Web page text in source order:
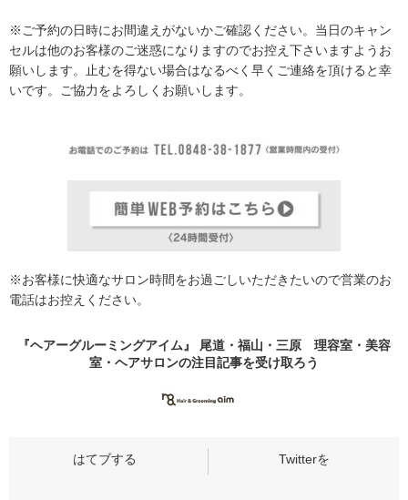
※ご予約の日時にお間違えがないかご確認ください。当日のキャン
セルは他のお客様のご迷惑になりますのでお控え下さいますようお
願いします。止むを得ない場合はなるべく早くご連絡を頂けると幸
いです。ご協力をよろしくお願いします。
※お客様に快適なサロン時間をお過ごしいただきたいので営業のお
電話はお控えください。
『ヘアーグルーミングアイム』 尾道・福山・三原 理容室・美容
室・ヘアサロンの注目記事を受け取ろう